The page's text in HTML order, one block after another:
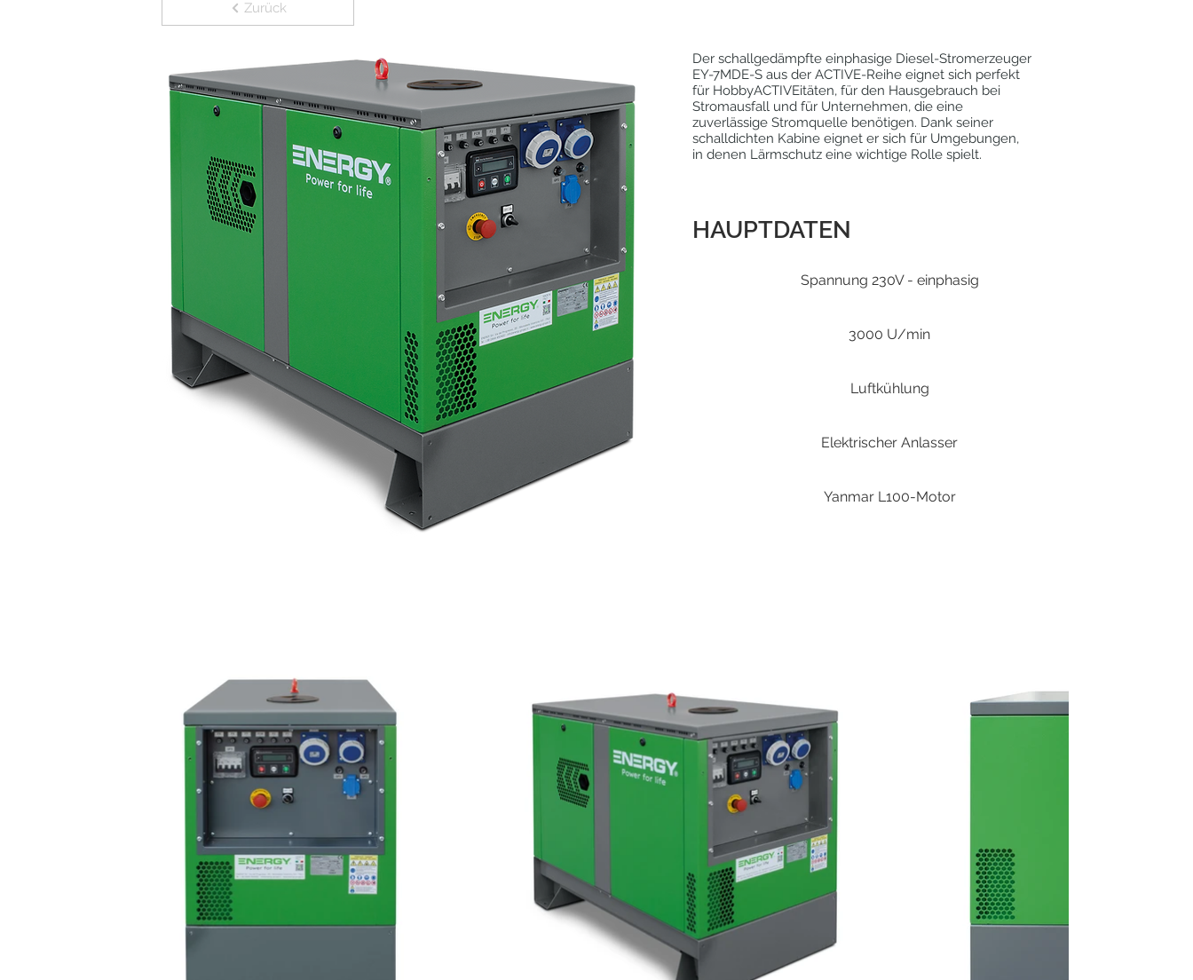
Zurück
Der schallgedämpfte einphasige Diesel-Stromerzeuger
EY-7MDE-S aus der ACTIVE-Reihe eignet sich perfekt
für HobbyACTIVEitäten, für den Hausgebrauch bei
Stromausfall und für Unternehmen, die eine
zuverlässige Stromquelle benötigen. Dank seiner
schalldichten Kabine eignet er sich für Umgebungen,
in denen Lärmschutz eine wichtige Rolle spielt.
HAUPTDATEN
Spannung 230V - einphasig
3000 U/min
Luftkühlung
Elektrischer Anlasser
Yanmar L100-Motor